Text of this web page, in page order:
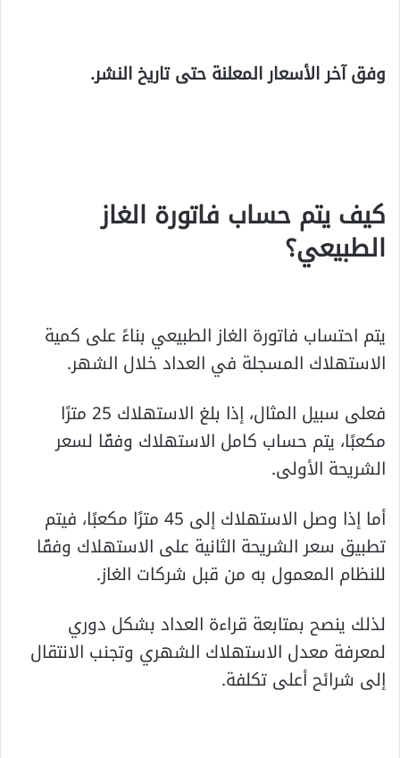
وفق آخر الأسعار المعلنة حتى تاريخ النشر.
كيف يتم حساب فاتورة الغاز
الطبيعي؟
يتم احتساب فاتورة الغاز الطبيعي بناءً على كمية
الاستهلاك المسجلة في العداد خلال الشهر.
فعلى سبيل المثال، إذا بلغ الاستهلاك 25 مترًا
مكعبًا، يتم حساب كامل الاستهلاك وفقًا لسعر
الشريحة الأولى.
أما إذا وصل الاستهلاك إلى 45 مترًا مكعبًا، فيتم
تطبيق سعر الشريحة الثانية على الاستهلاك وفقًا
للنظام المعمول به من قبل شركات الغاز.
لذلك ينصح بمتابعة قراءة العداد بشكل دوري
لمعرفة معدل الاستهلاك الشهري وتجنب الانتقال
إلى شرائح أعلى تكلفة.